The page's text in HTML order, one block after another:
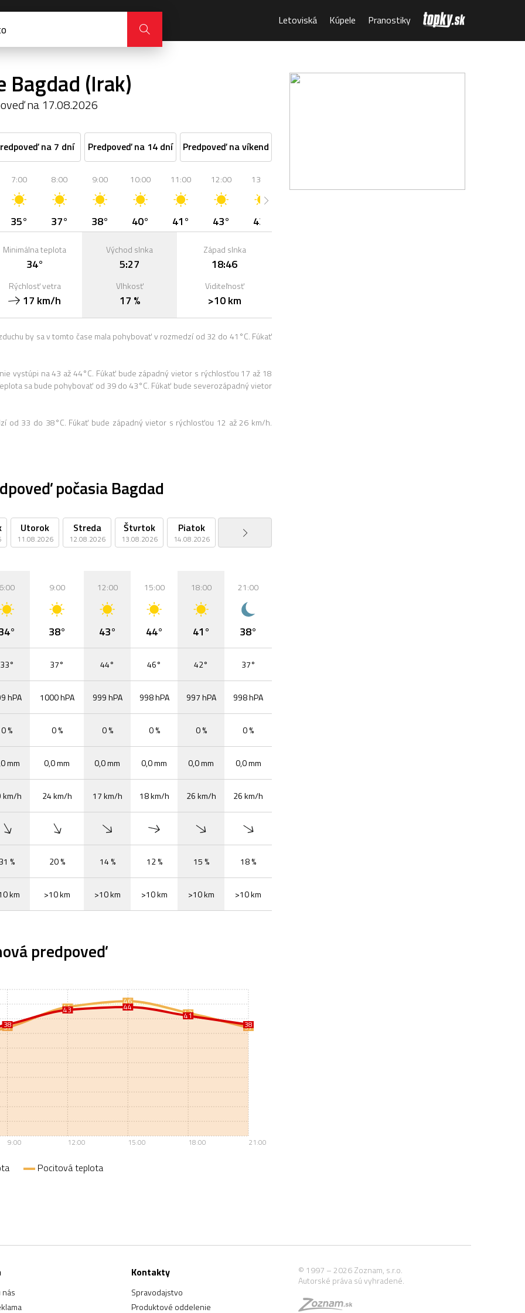
Letoviská Kúpele Pranostiky
Bagdad (Irak)
na 17.08.2026
na 7 dní Predpoveď na 14 dní Predpoveď na víkend
7:00
35°
8:00
37°
9:00
38°
10:00
40°
11:00
41°
12:00
43°
13:00
43°
Minimálna teplota
34°
Rýchlosť vetra
17 km/h
Východ slnka
5:27
Vlhkosť
17 %
Západ slnka
18:46
Viditeľnosť
>10 km
by sa v tomto čase mala pohybovať v rozmedzí od 32 do 41°C. Fúkať
vystúpi na 43 až 44°C. Fúkať bude západný vietor s rýchlosťou 17 až 18
sa bude pohybovať od 39 do 43°C. Fúkať bude severozápadný vietor
od 33 do 38°C. Fúkať bude západný vietor s rýchlosťou 12 až 26 km/h.
počasia Bagdad
Utorok
11.08.2026
Streda
12.08.2026
Štvrtok
13.08.2026
Piatok
14.08.2026
Sobota
15.08.2026
6:00
33°
hPA
0 %
mm
km/h
31 %
km
9:00
38°
37°
1000 hPA
0 %
0,0 mm
24 km/h
20 %
>10 km
12:00
43°
44°
999 hPA
0 %
0,0 mm
17 km/h
14 %
>10 km
15:00
44°
46°
998 hPA
0 %
0,0 mm
18 km/h
12 %
>10 km
18:00
41°
42°
997 hPA
0 %
0,0 mm
26 km/h
15 %
>10 km
21:00
38°
37°
998 hPA
0 %
0,0 mm
26 km/h
18 %
>10 km
predpoveď
37
44
46
42
37
38
43 44
41
38
9:00 12:00 15:00 18:00 21:00
Pocitová teplota
nás
Kontakty
Spravodajstvo
Produktové oddelenie
© 1997 – 2026 Zoznam, s.r.o.
Autorské práva sú vyhradené.